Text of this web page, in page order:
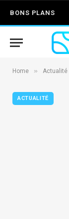
BONS PLANS
Home » Actualité
ACTUALITÉ